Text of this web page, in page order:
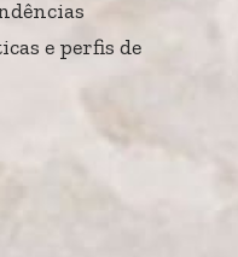
e perfis de